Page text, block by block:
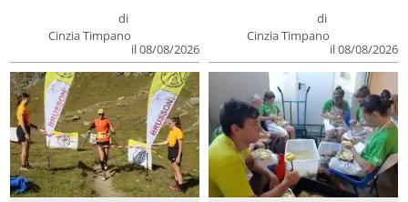
di
Cinzia Timpano
il 08/08/2026
di
Cinzia Timpano
il 08/08/2026